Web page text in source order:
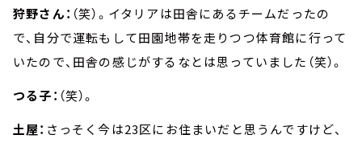
狩野さん： （笑）。イタリアは田舎にあるチームだったの
で、自分で運転もして田園地帯を走りつつ体育館に行って
いたので、田舎の感じがするなとは思っていました（笑）。
つる子： （笑）。
土屋： さっそく今は23区にお住まいだと思うんですけど、